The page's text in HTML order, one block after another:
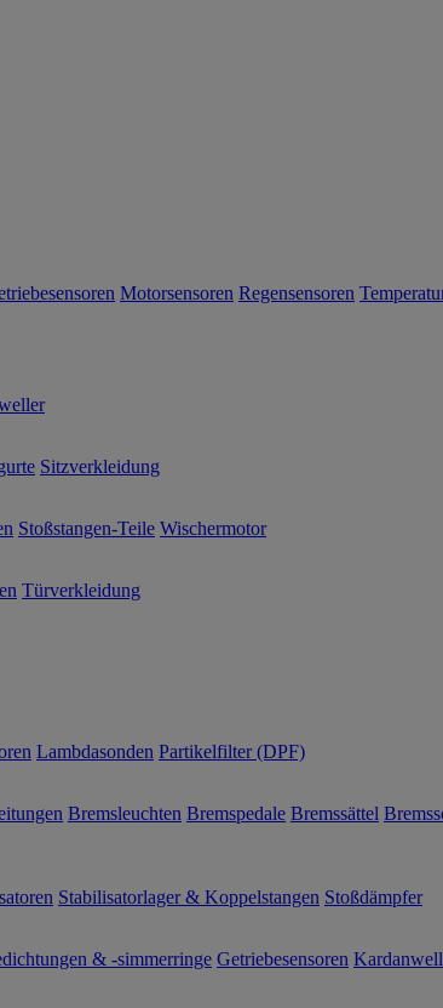
Motorsensoren Regensensoren
Sitzverkleidung
Stoßstangen-Teile Wischermotor
Türverkleidung
Lambdasonden Partikelfilter (DPF)
Bremsleuchten Bremspedale Bremssättel
Stabilisatorlager & Koppelstangen Stoßdämpfer
& -simmerringe Getriebesensoren